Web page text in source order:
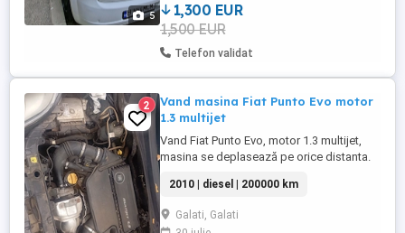
5
1,300 EUR
1,500 EUR
Telefon validat
2
Vand masina Fiat Punto Evo motor
1.3 multijet
Vand Fiat Punto Evo, motor 1.3 multijet,
masina se deplasează pe orice distanta.
2010 | diesel | 200000 km
Galati, Galati